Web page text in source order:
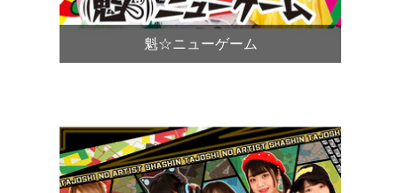
魁☆ニューゲーム